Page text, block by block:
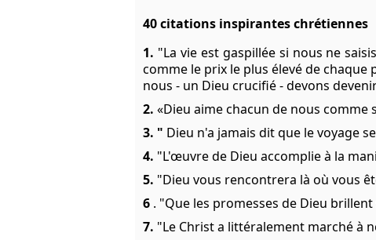
40 citations inspirantes chrétiennes
1. "La vie est gaspillée si nous ne
comme le prix le plus élevé de
nous - un Dieu crucifié - devons
2. «Dieu aime chacun de nous comme
3. " Dieu n'a jamais dit que le voyage
4. "L'œuvre de Dieu accomplie à la
5. "Dieu vous rencontrera là où vous
6 . "Que les promesses de Dieu
7. "Le Christ a littéralement marché à